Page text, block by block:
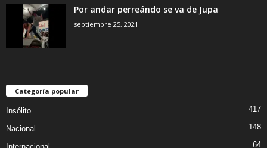
Por andar perreándo se va de Jupa
septiembre 25, 2021
Categoría popular
Insólito 417
Nacional 148
64